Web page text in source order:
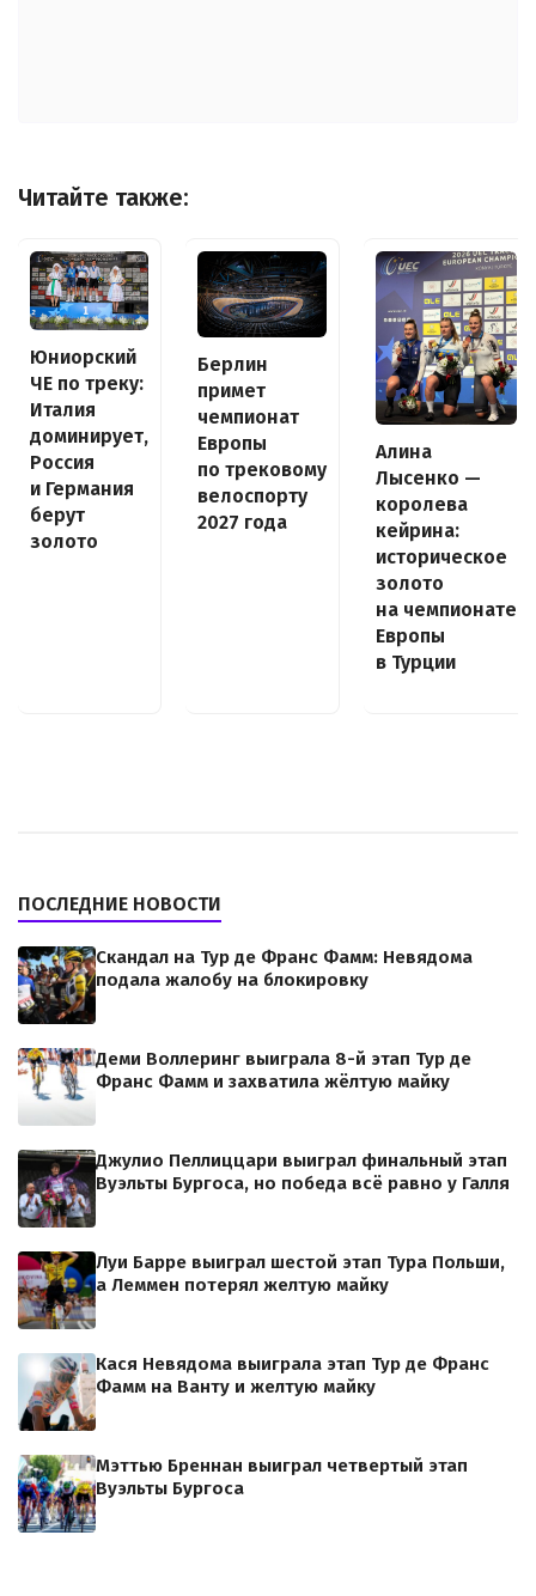
Читайте также:
Юниорский
ЧЕ по треку:
Италия
доминирует,
Россия
и Германия
берут
золото
Берлин
примет
чемпионат
Европы
по трековому
велоспорту
2027 года
Алина
Лысенко —
королева
кейрина:
историческое
золото
на чемпионате
Европы
в Турции
ПОСЛЕДНИЕ НОВОСТИ
Скандал на Тур де Франс Фамм: Невядома
подала жалобу на блокировку
Деми Воллеринг выиграла 8-й этап Тур де
Франс Фамм и захватила жёлтую майку
Джулио Пеллиццари выиграл финальный этап
Вуэльты Бургоса, но победа всё равно у Галля
Луи Барре выиграл шестой этап Тура Польши,
а Леммен потерял желтую майку
Кася Невядома выиграла этап Тур де Франс
Фамм на Ванту и желтую майку
Мэттью Бреннан выиграл четвертый этап
Вуэльты Бургоса